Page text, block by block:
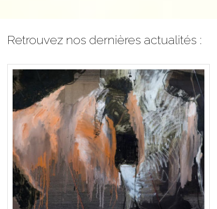
Retrouvez nos dernières actualités :